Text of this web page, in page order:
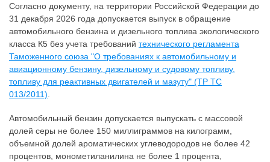
Согласно документу, на территории Российской Федерации до
31 декабря 2026 года допускается выпуск в обращение
автомобильного бензина и дизельного топлива экологического
класса К5 без учета требований технического регламента
Таможенного союза "О требованиях к автомобильному и
авиационному бензину, дизельному и судовому топливу,
топливу для реактивных двигателей и мазуту" (ТР ТС
013/2011)
Автомобильный бензин допускается выпускать с массовой
долей серы не более 150 миллиграммов на килограмм,
объемной долей ароматических углеводородов не более 42
процентов, монометиланилина не более 1 процента,